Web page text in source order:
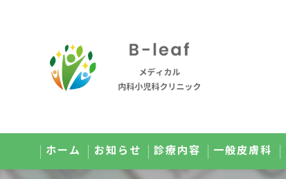
ホーム お知らせ 診療内容 一般皮膚科